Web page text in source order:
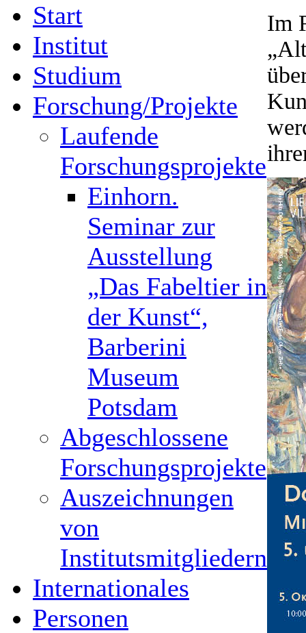
Start
Institut
Studium
Forschung/Projekte
Laufende
Forschungsprojekte
Einhorn.
Seminar zur
Ausstellung
„Das Fabeltier in
der Kunst“,
Barberini
Museum
Potsdam
Abgeschlossene
Forschungsprojekte
Auszeichnungen
von
Institutsmitgliedern
Internationales
Personen
Im